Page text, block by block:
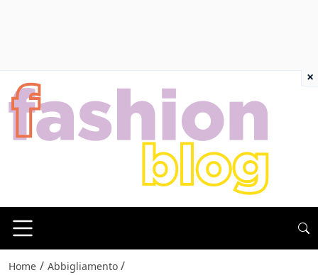
Home / Abbigliamento /
×